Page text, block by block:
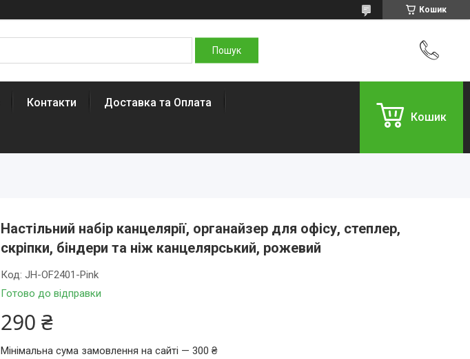
Кошик
Контакти Доставка та Оплата
Кошик
Настільний набір канцелярії, органайзер для офісу, степлер,
скріпки, біндери та ніж канцелярський, рожевий
Готово до відправки
Код: JH-OF2401-Pink
290 ₴
Мінімальна сума замовлення на сайті — 300 ₴